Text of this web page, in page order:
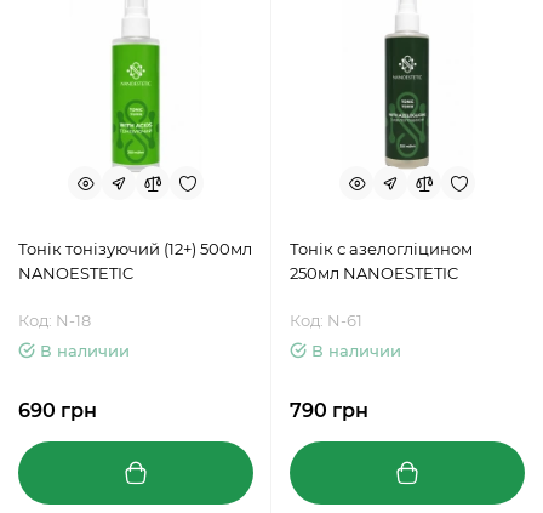
Тонік тонізуючий (12+) 500мл
NANOESTETIC
Код: N-18
В наличии
690 грн
Тонік с азелогліцином
250мл NANOESTETIC
Код: N-61
В наличии
790 грн